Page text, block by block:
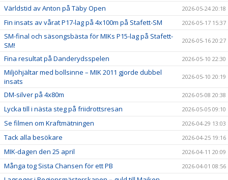
Världstid av Anton på Täby Open 2026-05-24 20:18
Fin insats av vårat P17-lag på 4x100m på Stafett-SM 2026-05-17 15:37
SM-final och säsongsbästa för MIKs P15-lag på Stafett-
SM!
2026-05-16 20:27
Fina resultat på Danderydsspelen 2026-05-10 22:30
Miljöhjältar med bollsinne – MIK 2011 gjorde dubbel
insats
2026-05-10 20:19
DM-silver på 4x80m 2026-05-08 20:38
Lycka till i nästa steg på friidrottsresan 2026-05-05 09:10
Se filmen om Kraftmätningen 2026-04-29 13:03
Tack alla besökare 2026-04-25 19:16
MIK-dagen den 25 april 2026-04-11 20:09
Många tog Sista Chansen för ett PB 2026-04-01 08:56